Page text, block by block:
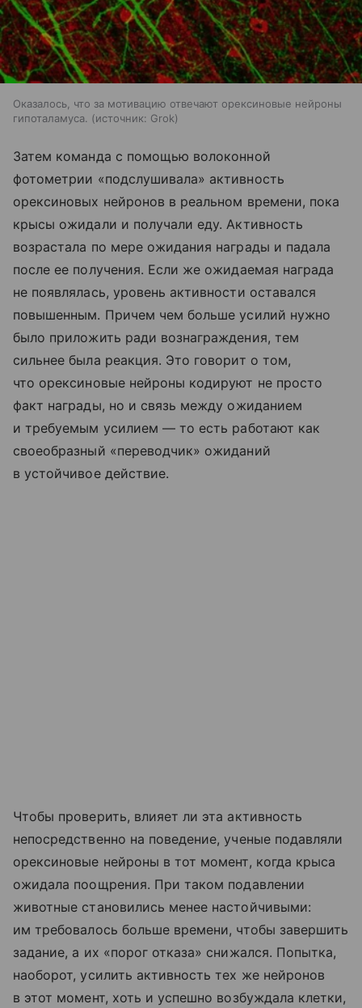
Оказалось, что за мотивацию отвечают орексиновые нейроны
гипоталамуса.
источник: Grok
Затем команда с помощью волоконной
фотометрии «подслушивала» активность
орексиновых нейронов в реальном времени, пока
крысы ожидали и получали еду. Активность
возрастала по мере ожидания награды и падала
после ее получения. Если же ожидаемая награда
не появлялась, уровень активности оставался
повышенным. Причем чем больше усилий нужно
было приложить ради вознаграждения, тем
сильнее была реакция. Это говорит о том,
что орексиновые нейроны кодируют не просто
факт награды, но и связь между ожиданием
и требуемым усилием — то есть работают как
своеобразный «переводчик» ожиданий
в устойчивое действие.
Чтобы проверить, влияет ли эта активность
непосредственно на поведение, ученые подавляли
орексиновые нейроны в тот момент, когда крыса
ожидала поощрения. При таком подавлении
животные становились менее настойчивыми:
им требовалось больше времени, чтобы завершить
задание, а их «порог отказа» снижался. Попытка,
наоборот, усилить активность тех же нейронов
в этот момент, хоть и успешно возбуждала клетки,